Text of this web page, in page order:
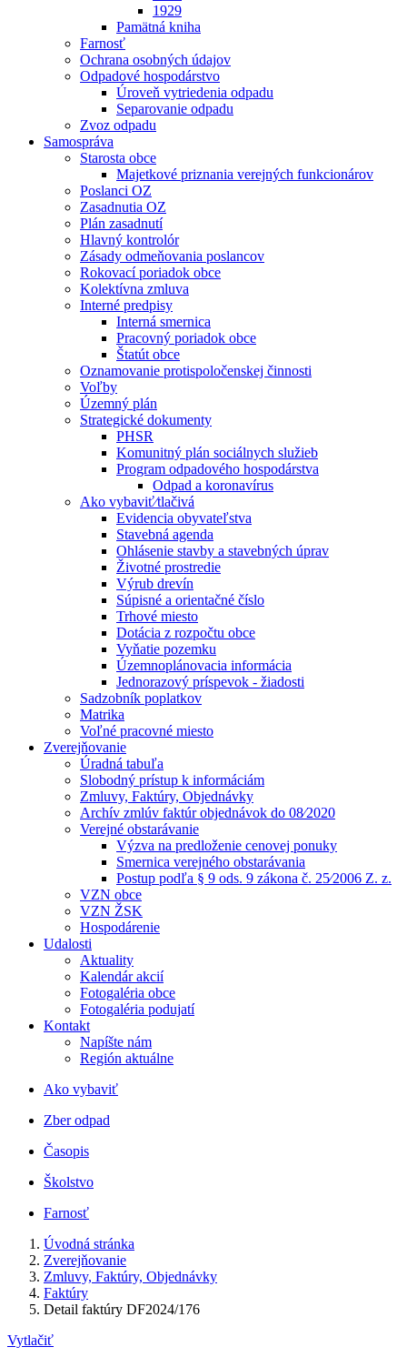
1929
Pamätná kniha
Farnosť
Ochrana osobných údajov
Odpadové hospodárstvo
Úroveň vytriedenia odpadu
Separovanie odpadu
Zvoz odpadu
Samospráva
Starosta obce
Majetkové priznania verejných funkcionárov
Poslanci OZ
Zasadnutia OZ
Plán zasadnutí
Hlavný kontrolór
Zásady odmeňovania poslancov
Rokovací poriadok obce
Kolektívna zmluva
Interné predpisy
Interná smernica
Pracovný poriadok obce
Štatút obce
Oznamovanie protispoločenskej činnosti
Voľby
Územný plán
Strategické dokumenty
PHSR
Komunitný plán sociálnych služieb
Program odpadového hospodárstva
Odpad a koronavírus
Ako vybaviť⁄tlačivá
Evidencia obyvateľstva
Stavebná agenda
Ohlásenie stavby a stavebných úprav
Životné prostredie
Výrub drevín
Súpisné a orientačné číslo
Trhové miesto
Dotácia z rozpočtu obce
Vyňatie pozemku
Územnoplánovacia informácia
Jednorazový príspevok - žiadosti
Sadzobník poplatkov
Matrika
Voľné pracovné miesto
Zverejňovanie
Úradná tabuľa
Slobodný prístup k informáciám
Zmluvy, Faktúry, Objednávky
Archív zmlúv faktúr objednávok do 08⁄2020
Verejné obstarávanie
Výzva na predloženie cenovej ponuky
Smernica verejného obstarávania
Postup podľa § 9 ods. 9 zákona č. 25⁄2006 Z. z.
VZN obce
VZN ŽSK
Hospodárenie
Udalosti
Aktuality
Kalendár akcií
Fotogaléria obce
Fotogaléria podujatí
Kontakt
Napíšte nám
Región aktuálne
Ako vybaviť
Zber odpad
Časopis
Školstvo
Farnosť
Úvodná stránka
Zverejňovanie
Zmluvy, Faktúry, Objednávky
Faktúry
Detail faktúry DF2024/176
Vytlačiť